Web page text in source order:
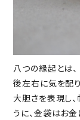
八つの縁起とは
後左右に気を配
大胆さを表現し
うに、金袋はお